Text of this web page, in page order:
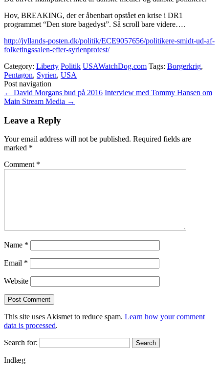
Hov, BREAKING, der er åbenbart opstået en krise i DR1
programmet “Den store bagedyst”. Så scroll bare videre….
http://jyllands-posten.dk/politik/ECE9057656/politikere-smidt-ud-af-
folketingssalen-efter-syrienprotest/
Category: Liberty Politik USAWatchDog.com Tags: Borgerkrig,
Pentagon, Syrien, USA
Post navigation
← David Morgans bud på 2016 Interview med Tommy Hansen om
Main Stream Media →
Leave a Reply
Your email address will not be published. Required fields are
marked *
Comment *
Name *
Email *
Website
This site uses Akismet to reduce spam. Learn how your comment
data is processed.
Search for:
Indlæg